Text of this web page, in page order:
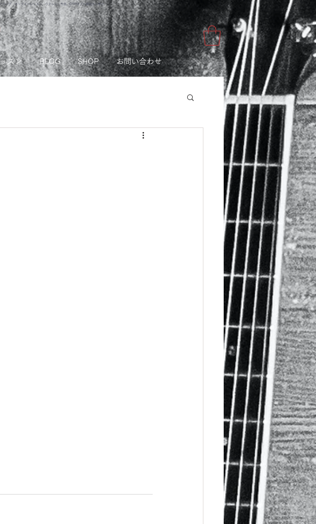
ング オンラインレッスン、ウクレレ、作曲、DTMをプロ講師から学ぶ
スン BLOG SHOP お問い合わせ